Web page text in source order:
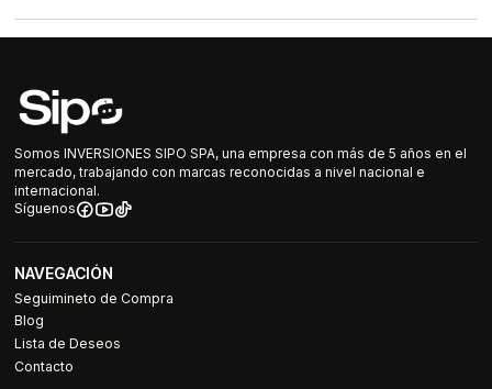
Somos INVERSIONES SIPO SPA, una empresa con más de 5 años en el
mercado, trabajando con marcas reconocidas a nivel nacional e
internacional.
Síguenos
NAVEGACIÓN
Seguimineto de Compra
Blog
Lista de Deseos
Contacto